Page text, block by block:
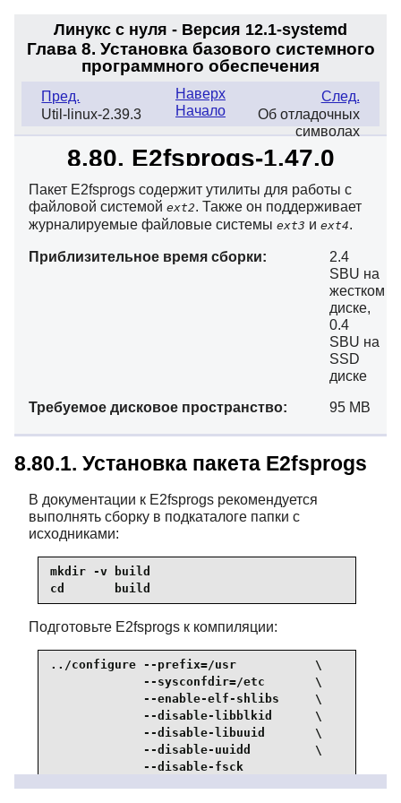
Линукс с нуля - Версия 12.1-systemd
Глава 8. Установка базового системного
программного обеспечения
Пред.
Util-linux-2.39.3
След.
Об отладочных
символах
Наверх
Начало
8.80. E2fsprogs-1.47.0
Пакет E2fsprogs содержит утилиты для работы с
файловой системой ext2. Также он поддерживает
журналируемые файловые системы ext3 и ext4.
Приблизительное время сборки:
2.4
SBU на
жестком
диске,
0.4
SBU на
SSD
диске
Требуемое дисковое пространство: 95 MB
8.80.1. Установка пакета E2fsprogs
В документации к E2fsprogs рекомендуется
выполнять сборку в подкаталоге папки с
исходниками:
mkdir -v build
cd       build
Подготовьте E2fsprogs к компиляции:
../configure --prefix=/usr           \
             --sysconfdir=/etc       \
             --enable-elf-shlibs     \
             --disable-libblkid      \
             --disable-libuuid       \
             --disable-uuidd         \
             --disable-fsck